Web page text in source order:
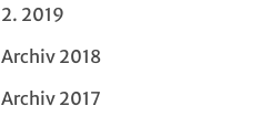
2. 2019
Archiv 2018
Archiv 2017